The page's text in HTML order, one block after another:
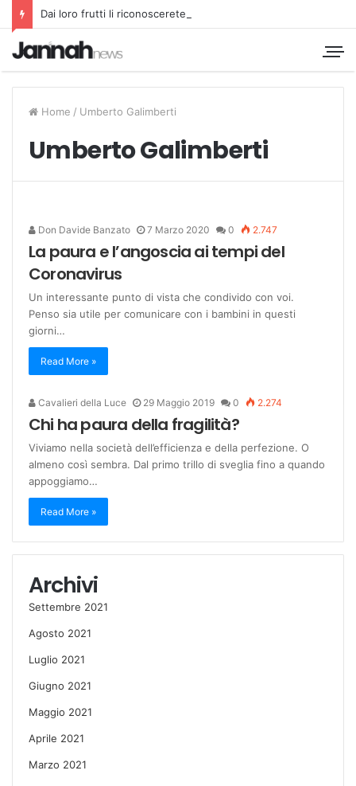
Dai loro frutti li riconoscerete
Home / Umberto Galimberti
Umberto Galimberti
Don Davide Banzato 7 Marzo 2020 0 2.747
La paura e l’angoscia ai tempi del
Coronavirus
Un interessante punto di vista che condivido con voi.
Penso sia utile per comunicare con i bambini in questi
giorni…
Read More »
Cavalieri della Luce 29 Maggio 2019 0 2.274
Chi ha paura della fragilità?
Viviamo nella società dell’efficienza e della perfezione. O
almeno così sembra. Dal primo trillo di sveglia fino a quando
appoggiamo…
Read More »
Archivi
Settembre 2021
Agosto 2021
Luglio 2021
Giugno 2021
Maggio 2021
Aprile 2021
Marzo 2021